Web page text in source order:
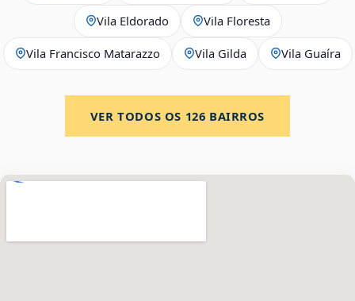
Vila Eldorado Vila Floresta
Vila Francisco Matarazzo Vila Gilda Vila Guaíra
VER TODOS OS 126 BAIRROS